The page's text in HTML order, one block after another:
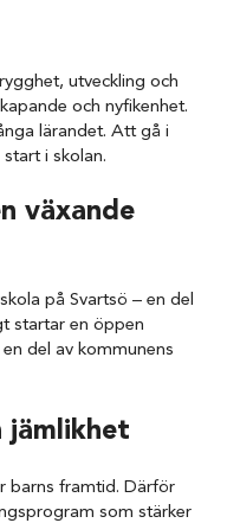
utveckling och
och nyfikenhet.
lärandet. Att gå i
i skolan.
växande
på Svartsö – en del
startar en öppen
del av kommunens
jämlikhet
barns framtid. Därför
som stärker